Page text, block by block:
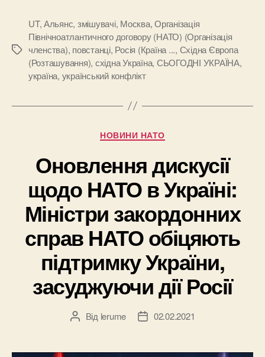
Позначки
UT,Альянс, змішувачі, Москва,Організація
Північноатлантичного договору (НАТО) (Організація
членства), повстанці, Росія (Країна ..., Східна Європа
(Розташування), східна Україна, СЬОГОДНІ УКРАЇНА,
україна, український конфлікт
Категорії
НОВИНИ НАТО
Оновлення дискусії
щодо НАТО в Україні:
Міністри закордонних
справ НАТО обіцяють
підтримку України,
засуджуючи дії Росії
Автор
Від lerume
Дата02.02.2021